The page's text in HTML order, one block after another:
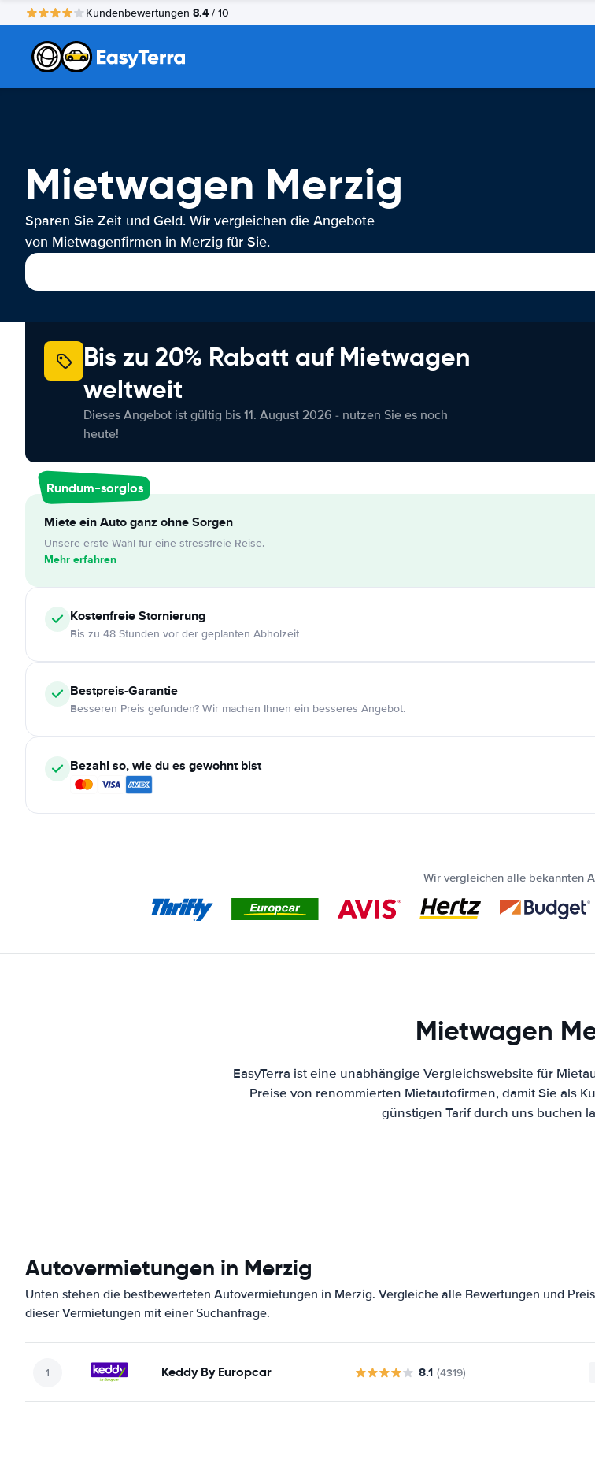
Kundenbewertungen 8.4 / 10
Mietwagen Merzig
Sparen Sie Zeit und Geld. Wir vergleichen die Angebote
von Mietwagenfirmen in Merzig für Sie.
Bis zu 20% Rabatt auf Mietwagen
weltweit
Dieses Angebot ist gültig bis 11. August 2026 - nutzen Sie es noch
heute!
Rundum-sorglos
Miete ein Auto ganz ohne Sorgen
Unsere erste Wahl für eine stressfreie Reise.
Mehr erfahren
KostenfreieStornierung
Bis zu 48 Stunden vor der geplanten Abholzeit
Bestpreis-Garantie
Besseren Preis gefunden? Wir machen Ihnen ein besseres Angebot.
Bezahl so, wie du es gewohnt bist
Wir vergleichen alle bekannten
Mietwagen
EasyTerra ist eine unabhängige Vergleichswebsite für
Preise von renommierten Mietautofirmen, damit Sie als
günstigen Tarif durch uns buchen
Autovermietungen in Merzig
Unten stehen die bestbewerteten Autovermietungen in Merzig. Vergleiche alle Bewertungen und
dieser Vermietungen mit einer Suchanfrage.
Keddy By Europcar 8.1 (4319)